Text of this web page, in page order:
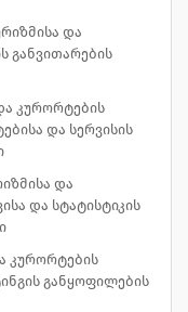
და
განვითარების
კურორტების
და სერვისის
და
და სტატისტიკის
კურორტების
განყოფილების